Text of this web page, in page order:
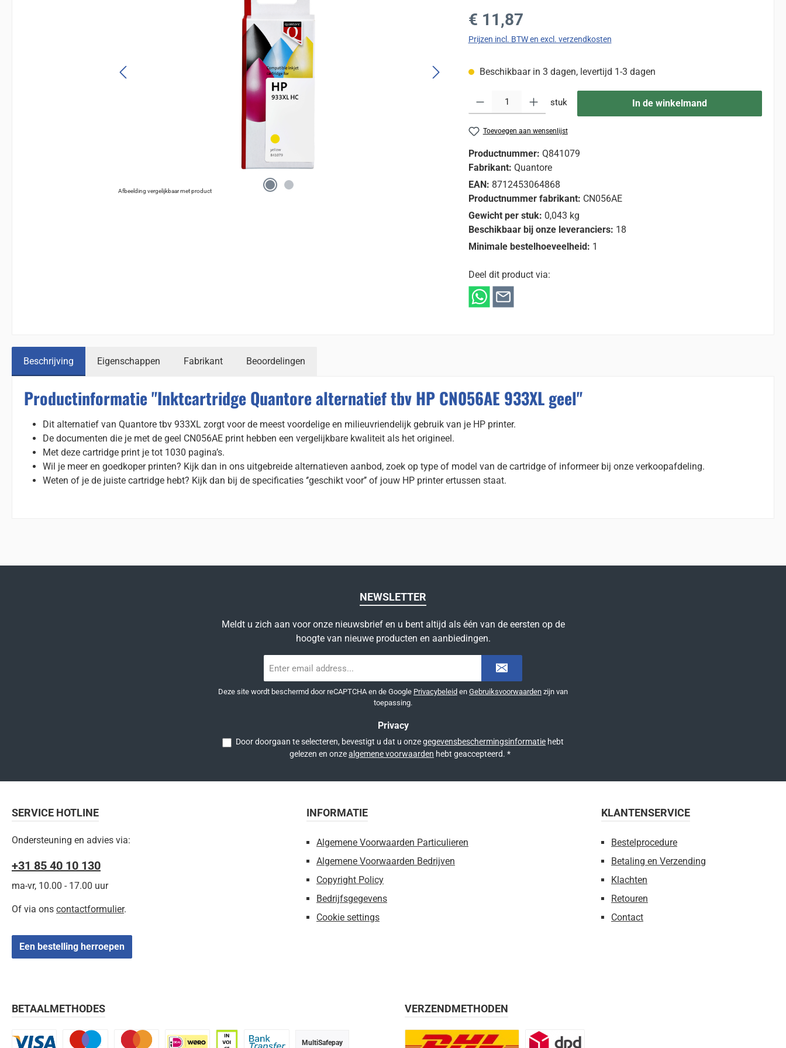
Afbeelding vergelijkbaar met product
Normale prijs:
€ 11,87
Prijzen incl. BTW en excl. verzendkosten
Beschikbaar in 3 dagen, levertijd 1-3 dagen
Producthoeveelheid: Voer de gewenste hoeveelheid in of gebruik de knoppen om de
stuk In de winkelmand
Toevoegen aan wensenlijst
Productnummer: Q841079
Fabrikant: Quantore
EAN: 8712453064868
Productnummer fabrikant: CN056AE
Gewicht per stuk: 0,043 kg
Beschikbaar bij onze leveranciers: 18
Minimale bestelhoeveelheid: 1
Deel dit product via:
Beschrijving Eigenschappen Fabrikant Beoordelingen
Productinformatie "Inktcartridge Quantore alternatief tbv HP CN056AE 933XL geel"
Dit alternatief van Quantore tbv 933XL zorgt voor de meest voordelige en milieuvriendelijk gebruik van je HP printer.
De documenten die je met de geel CN056AE print hebben een vergelijkbare kwaliteit als het origineel.
Met deze cartridge print je tot 1030 pagina’s.
Wil je meer en goedkoper printen? Kijk dan in ons uitgebreide alternatieven aanbod, zoek op type of model van de cartridge of informeer bij onze verkoopafdeling.
Weten of je de juiste cartridge hebt? Kijk dan bij de specificaties ‘’geschikt voor’’ of jouw HP printer ertussen staat.
NEWSLETTER
Meldt u zich aan voor onze nieuwsbrief en u bent altijd als één van de eersten op de
hoogte van nieuwe producten en aanbiedingen.
mailadres
Deze site wordt beschermd door reCAPTCHA en de Google Privacybeleid en Gebruiksvoorwaarden zijn van
toepassing.
Privacy
Door doorgaan te selecteren, bevestigt u dat u onzegegevensbeschermingsinformatie hebt
gelezen en onzealgemene voorwaarden hebt geaccepteerd. *
SERVICE HOTLINE
Ondersteuning en advies via:
+31 85 40 10 130
ma-vr, 10.00 - 17.00 uur
Of via ons contactformulier.
Een bestelling herroepen
INFORMATIE
Algemene Voorwaarden Particulieren
Algemene Voorwaarden Bedrijven
Copyright Policy
Bedrijfsgegevens
Cookie settings
KLANTENSERVICE
Bestelprocedure
Betaling en Verzending
Klachten
Retouren
Contact
BETAALMETHODES
MultiSafepay
VERZENDMETHODEN